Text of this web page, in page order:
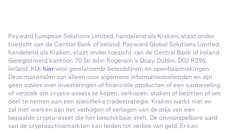
Payward European Solutions Limited, handelend als Kraken, staat onder
toezicht van de Central Bank of Ireland. Payward Global Solutions Limited,
handelend als Kraken, staat onder toezicht van de Central Bank of Ireland.
Geregistreerd kantoor: 70 Sir John Rogerson’s Quay, Dublin, D02 R296,
Ierland. Klik hiervoor gerelateerde beleidslijnen en openbaarmakingen.
Deze materialen zijn alleen voor algemene informatiedoeleinden en zijn
geen advies over investeringen of financiële producten of een aanbeveling
of verzoek om crypto-assets te kopen, verkopen, staken of bezitten of om
deel te nemen aan een specifieke tradestrategie. Kraken werkt niet en
zal niet werken aan het verhogen of verlagen van de prijs van een
bepaalde crypto-asset die het beschikbaar stelt. De onvoorspelbare aard
van de cryptoactivamarkten kan leiden tot verlies van geld. Er kan